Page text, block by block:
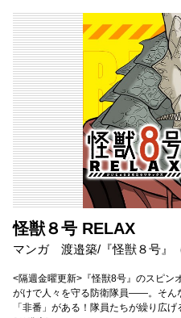
怪獣８号 RELAX
マンガ 渡邉築/『怪獣８号』
<隔週金曜更新>『怪獣8号』のスピン
がけで人々を守る防衛隊員――。そん
「非番」がある！隊員たちが繰り広